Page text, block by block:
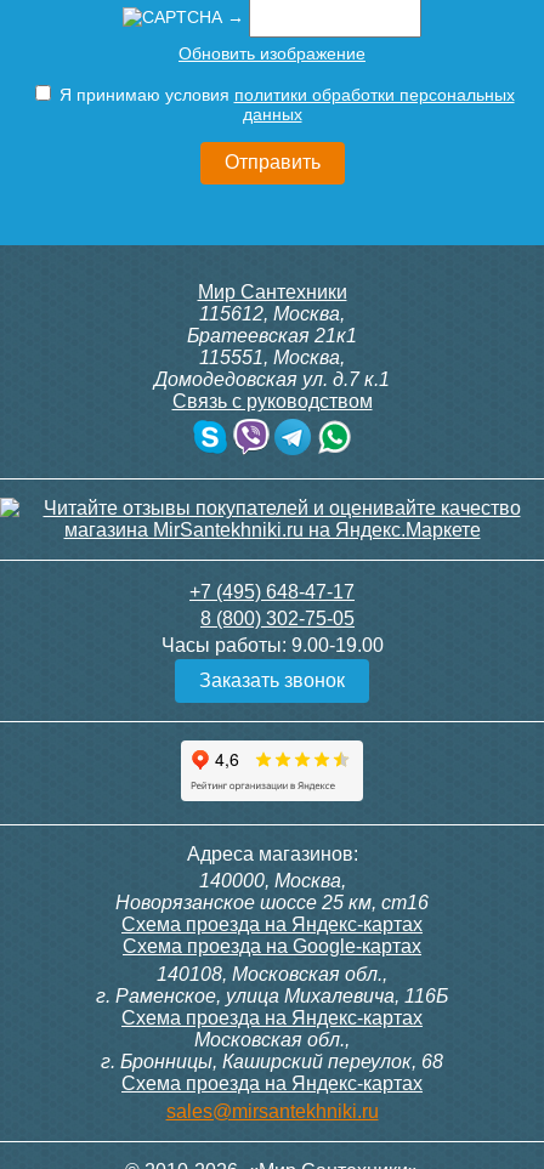
→
Обновить изображение
Я принимаю условия политики обработки персональных
данных
Мир Сантехники
115612, Москва,
Братеевская 21к1
115551, Москва,
Домодедовская ул. д.7 к.1
Связь с руководством
+7 (495) 648-47-17
8 (800) 302-75-05
Часы работы: 9.00-19.00
Заказать звонок
Адреса магазинов:
140000, Москва,
Новорязанское шоссе 25 км, ст16
Схема проезда на Яндекс-картах
Схема проезда на Google-картах
140108, Московская обл.,
г. Раменское, улица Михалевича, 116Б
Схема проезда на Яндекс-картах
Московская обл.,
г. Бронницы, Каширский переулок, 68
Схема проезда на Яндекс-картах
sales@mirsantekhniki.ru